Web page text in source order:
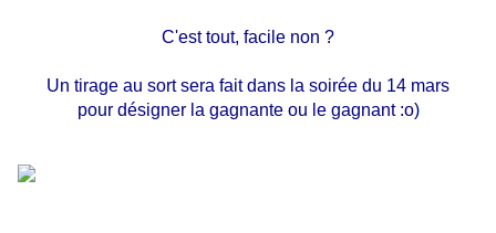
C'est tout, facile non ?
Un tirage au sort sera fait dans la soirée du 14 mars
pour désigner la gagnante ou le gagnant :o)